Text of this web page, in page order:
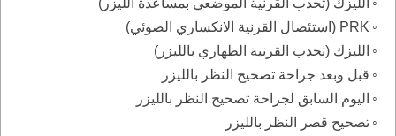
PRK (استئصال القرنية الانكساري الضوئي)
الليزك (تحدب القرنية الظهاري بالليزر)
قبل وبعد جراحة تصحيح النظر بالليزر
اليوم السابق لجراحة تصحيح النظر بالليزر
تصحيح قصر النظر بالليزر